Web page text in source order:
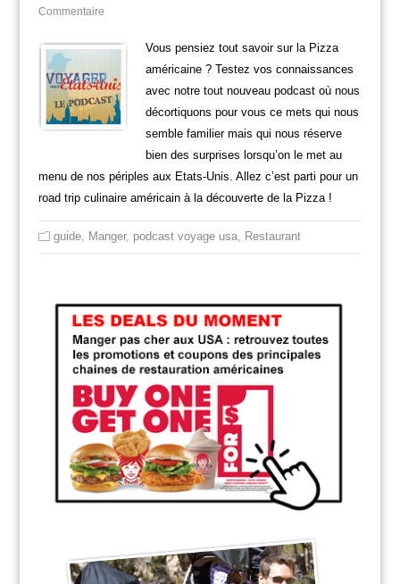
Commentaire
Vous pensiez tout savoir sur la Pizza
américaine ? Testez vos connaissances
avec notre tout nouveau podcast où nous
décortiquons pour vous ce mets qui nous
semble familier mais qui nous réserve
bien des surprises lorsqu’on le met au
menu de nos périples aux Etats-Unis. Allez c’est parti pour un
road trip culinaire américain à la découverte de la Pizza !
guide, Manger, podcast voyage usa, Restaurant